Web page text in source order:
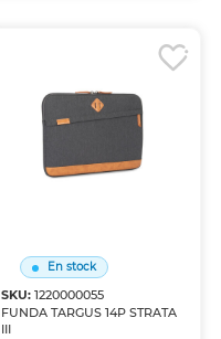
En stock
SKU: 1220000055
FUNDA TARGUS 14P STRATA
III